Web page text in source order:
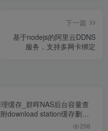
下一篇
基于nodejs的阿里云DDNS
服务，支持多网卡绑定
缓存_群晖NAS后台容量查
download station缓存删除
298